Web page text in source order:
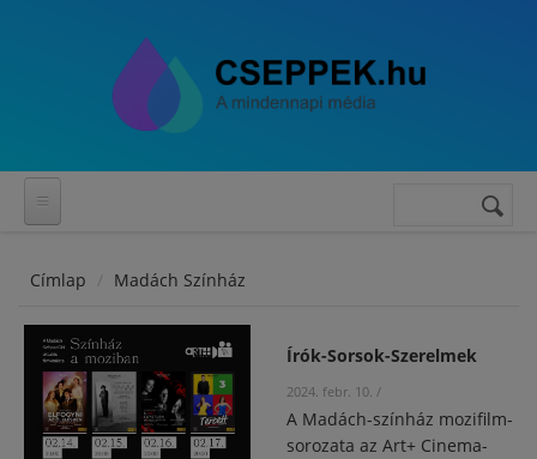
Keresés
Címlap Madách Színház
Írók-Sorsok-Szerelmek
2024. febr. 10. /
A Madách-színház mozifilm-
sorozata az Art+ Cinema-